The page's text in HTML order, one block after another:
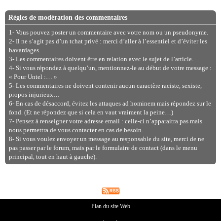
Règles de modération des commentaires
1- Vous pouvez poster un commentaire avec votre nom ou un pseudonyme.
2- Il ne s’agit pas d’un tchat privé : merci d’aller à l’essentiel et d’éviter les
bavardages.
3- Les commentaires doivent être en relation avec le sujet de l’article.
4- Si vous répondez à quelqu’un, mentionnez-le au début de votre message :
« Pour Untel :… »
5- Les commentaires ne doivent contenir aucun caractère raciste, sexiste,
propos injurieux…
6- En cas de désaccord, évitez les attaques ad hominem mais répondez sur le
fond. (Et ne répondez que si cela en vaut vraiment la peine…)
7- Pensez à renseigner votre adresse email : celle-ci n’apparaitra pas mais
nous permettra de vous contacter en cas de besoin.
8- Si vous voulez envoyer un message au responsable du site, merci de ne
pas passer par le forum, mais par le formulaire de contact (dans le menu
principal, tout en haut à gauche).
Plan du site Web